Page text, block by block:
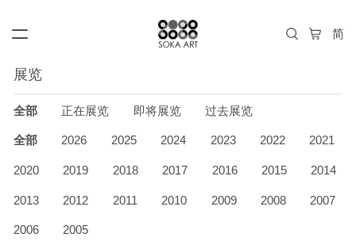
展览
全部 正在展览 即将展览 过去展览
全部 2026 2025 2024 2023 2022 2021
2020 2019 2018 2017 2016 2015 2014
2013 2012 2011 2010 2009 2008 2007
2006 2005